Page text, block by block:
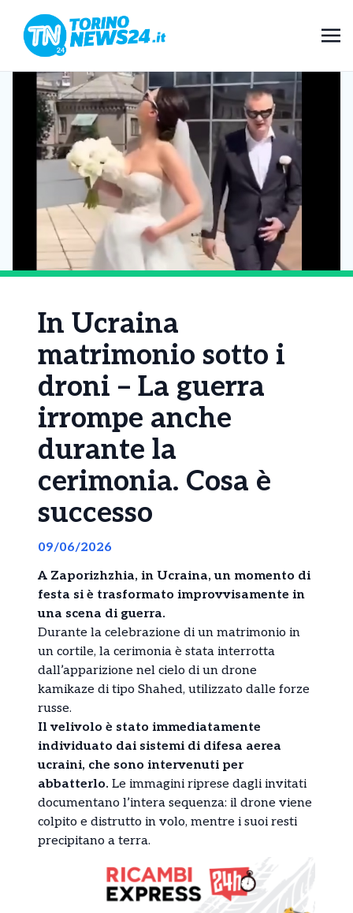
In Ucraina
matrimonio sotto i
droni – La guerra
irrompe anche
durante la
cerimonia. Cosa è
successo
09/06/2026
A Zaporizhzhia, in Ucraina, un momento di
festa si è trasformato improvvisamente in
una scena di guerra.
Durante la celebrazione di un matrimonio in
un cortile, la cerimonia è stata interrotta
dall’apparizione nel cielo di un drone
kamikaze di tipo Shahed, utilizzato dalle forze
russe.
Il velivolo è stato immediatamente
individuato dai sistemi di difesa aerea
ucraini, che sono intervenuti per
abbatterlo. Le immagini riprese dagli invitati
documentano l’intera sequenza: il drone viene
colpito e distrutto in volo, mentre i suoi resti
precipitano a terra.